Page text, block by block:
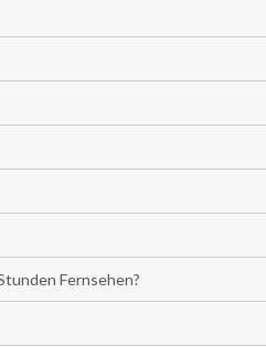
Fernsehen?